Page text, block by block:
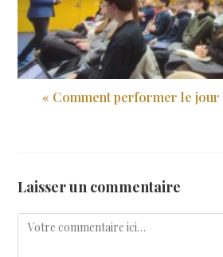
« Comment performer le jour
Laisser un commentaire